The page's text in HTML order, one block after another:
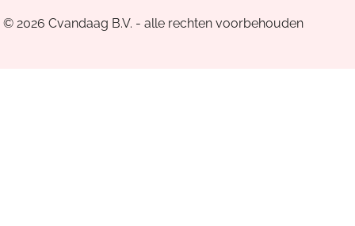
© 2026 Cvandaag B.V. - alle rechten voorbehouden